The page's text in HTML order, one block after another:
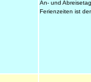
An- und
Ferienzeiten ist der